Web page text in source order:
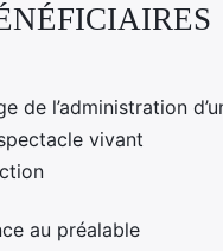
de l’administration
vivant
au préalable